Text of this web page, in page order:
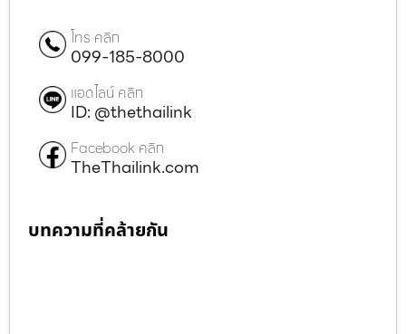
โทร คลิก
099-185-8000
แอดไลน์ คลิก
ID: @thethailink
Facebook คลิก
TheThailink.com
บทความที่คล้ายกัน